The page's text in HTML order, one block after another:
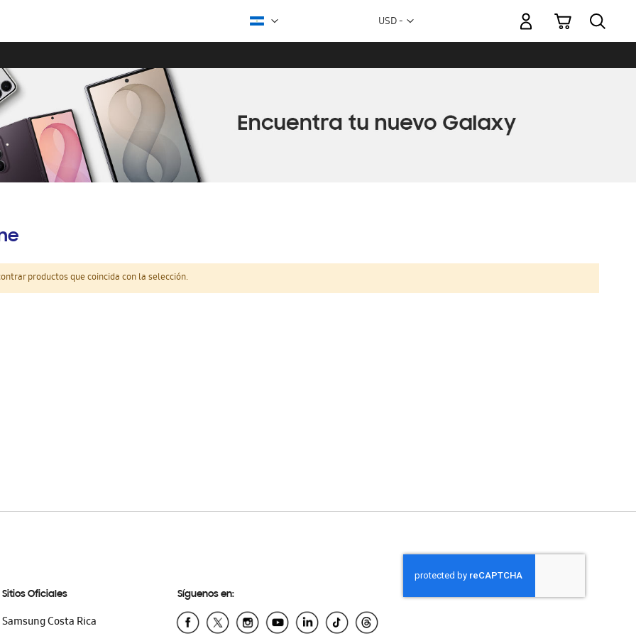
Moneda
USD -
Mi carrito
productos que coincida con la selección.
Sitios Oficiales
Samsung Costa Rica
Síguenos en: